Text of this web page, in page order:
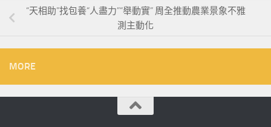
“天相助”找包養“人盡力”“舉動實” 周全推動農業景象不雅
測主動化
MORE